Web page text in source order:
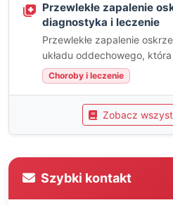
Przewlekłe zapalenie
diagnostyka i leczenie
Przewlekłe zapalenie
układu oddechowego,
Choroby i leczenie
Zobacz
Szybki kontakt